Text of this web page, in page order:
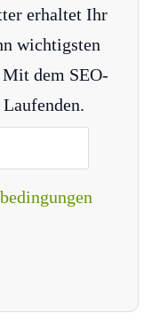
erhaltet Ihr
wichtigsten
dem SEO-